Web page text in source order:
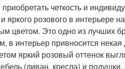
четкость и
яркого розового в интерьере
цветом. Это одно из лучших
в интерьер привносится
яркий розовый оттенок
(диван, кресла) и подушки,